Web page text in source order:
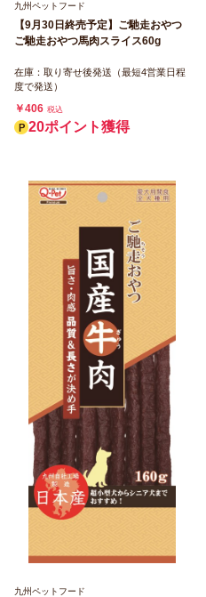
九州ペットフード
【9月30日終売予定】ご馳走おやつ
ご馳走おやつ馬肉スライス60g
在庫：取り寄せ後発送（最短4営業日程
度で発送）
￥406 税込
20ポイント獲得
九州ペットフード